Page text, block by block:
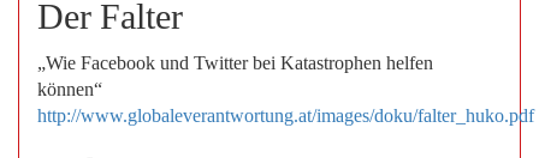
Der Falter
„Wie Facebook und Twitter bei Katastrophen helfen
können“
http://www.globaleverantwortung.at/images/doku/falter_huko.pdf